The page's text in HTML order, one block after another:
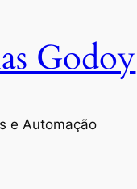
Godoy
e Automação